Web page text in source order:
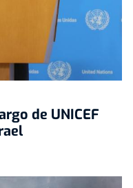
de UNICEF